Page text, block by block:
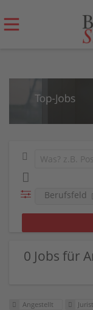
Berufsfeld
0 Jobs für
Angestellt